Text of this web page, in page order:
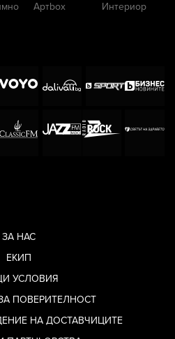
Артbox
Интериор
ЗА НАС
ЕКИП
УСЛОВИЯ
ПОВЕРИТЕЛНОСТ
НА ДОСТАВЧИЦИТЕ